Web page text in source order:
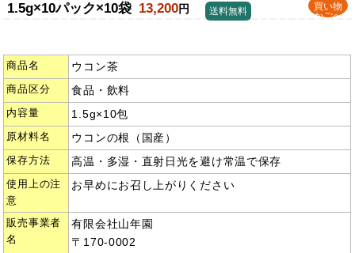
1.5g×10パック×10袋 13,200円
買い物
かごへ
送料無料
商品名 ウコン茶
商品区分 食品・飲料
内容量 1.5g×10包
原材料名 ウコンの根（国産）
保存方法 高温・多湿・直射日光を避け常温で保存
使用上の注
意
お早めにお召し上がりください
販売事業者
名
有限会社山年園
〒170-0002